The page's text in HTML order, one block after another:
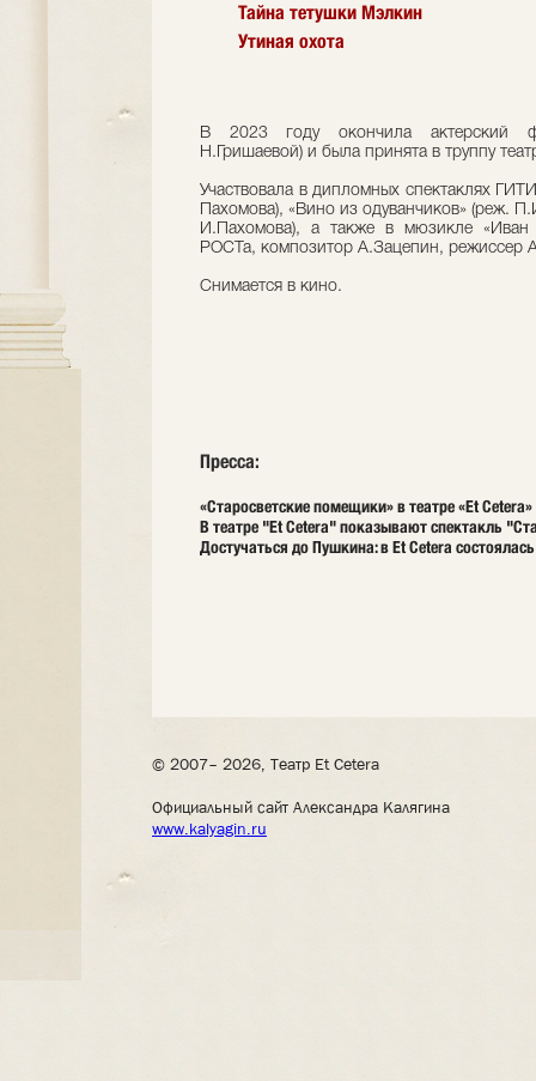
Тайна тетушки Мэлкин
Утиная охота
В 2023 году окончила актерский
Н.Гришаевой) и была принята в труппу
Участвовала в дипломных спектаклях
Пахомова), «Вино из одуванчиков» (реж.
И.Пахомова), а также в мюзикле
РОСТа, композитор А.Зацепин, режиссер
Снимается в кино.
Пресса:
«Старосветские помещики» в театре «Et Cetera»
В театре "Et Cetera" показывают спектакль
Достучаться до Пушкина: в Et Cetera
© 2007– 2026, Театр Et Cetera
Официальный сайт Александра Калягина
www.kalyagin.ru